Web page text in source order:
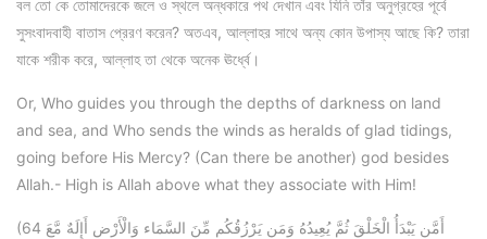
বল তো কে তোমাদেরকে জলে ও স্থলে অন্ধকারে পথ দেখান এবং যিনি তাঁর অনুগ্রহের পূর্বে
সুসংবাদবাহী বাতাস প্রেরণ করেন? অতএব, আল্লাহর সাথে অন্য কোন উপাস্য আছে কি? তারা
যাকে শরীক করে, আল্লাহ তা থেকে অনেক ঊর্ধ্বে।
Or, Who guides you through the depths of darkness on land
and sea, and Who sends the winds as heralds of glad tidings,
going before His Mercy? (Can there be another) god besides
Allah.- High is Allah above what they associate with Him!
(64 أَمَّن يَبْدَأُ الْخَلْقَ ثُمَّ يُعِيدُهُ وَمَن يَرْزُقُكُم مِّنَ السَّمَاء وَالْأَرْضِ أَإِلَهٌ مَّعَ